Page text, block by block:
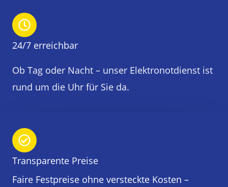
24/7 erreichbar
Ob Tag oder Nacht – unser Elektronotdienst ist
rund um die Uhr für Sie da.
Transparente Preise
Faire Festpreise ohne versteckte Kosten –